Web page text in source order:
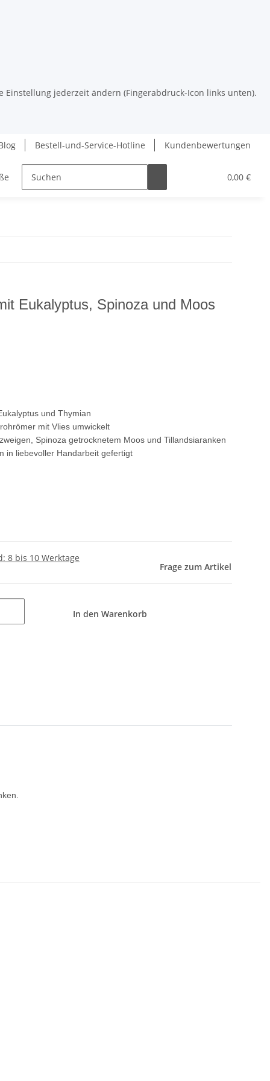
Einstellung jederzeit ändern (Fingerabdruck-Icon links unten).
Bestell-und-Service-Hotline Kundenbewertungen
0,00 €
Trauerfloristik Advent &
Eukalyptus, Spinoza und Moos
und Thymian
mit Vlies umwickelt
Spinoza getrocknetem Moos und Tillandsiaranken
in liebevoller Handarbeit gefertigt
8 bis 10 Werktage
Frage zum Artikel
In den Warenkorb